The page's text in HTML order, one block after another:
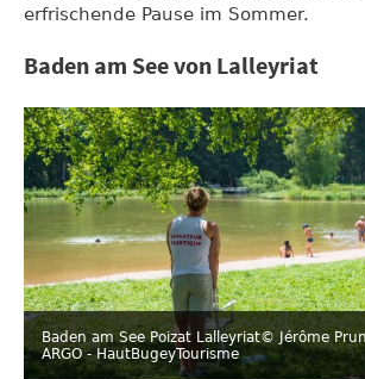
erfrischende Pause im Sommer.
Baden am See von Lalleyriat
Baden am See Poizat Lalleyriat© Jérôme
ARGO - HautBugeyTourisme